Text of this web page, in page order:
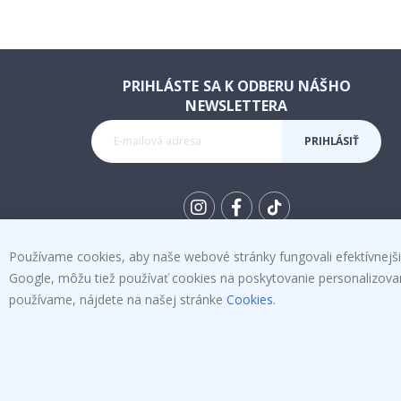
PRIHLÁSTE SA K ODBERU NÁŠHO
NEWSLETTERA
PRIHLÁSIŤ
To
k
Používame cookies, aby naše webové stránky fungovali
Google, môžu tiež používať cookies na poskytovanie
používame, nájdete na našej stránke Cookies.